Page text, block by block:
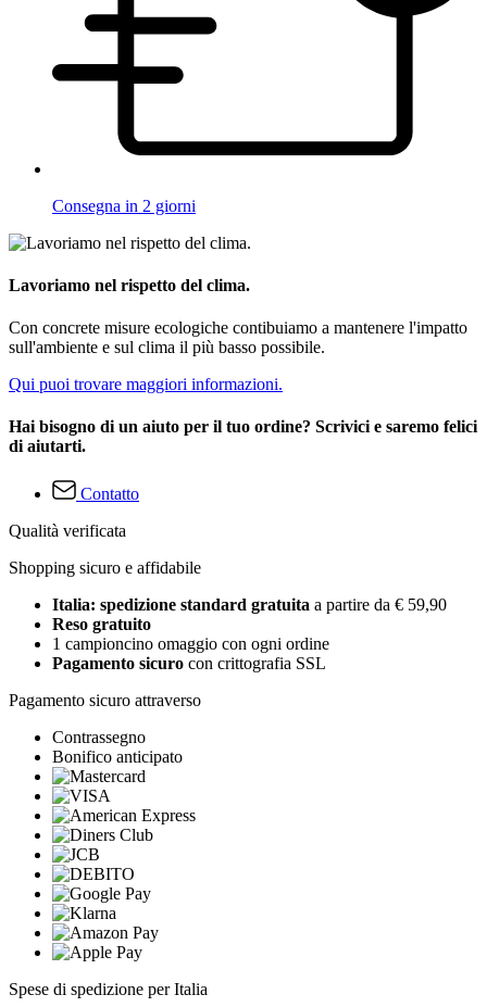
Consegna in 2 giorni
Lavoriamo nel rispetto del clima.
Con concrete misure ecologiche contibuiamo a mantenere l'impatto
sull'ambiente e sul clima il più basso possibile.
Qui puoi trovare maggiori informazioni.
Hai bisogno di un aiuto per il tuo ordine? Scrivici e saremo felici
di aiutarti.
Contatto
Qualità verificata
Shopping sicuro e affidabile
Italia: spedizione standard gratuita a partire da € 59,90
Reso gratuito
1 campioncino omaggio con ogni ordine
Pagamento sicuro con crittografia SSL
Pagamento sicuro attraverso
Contrassegno
Bonifico anticipato
Spese di spedizione per Italia